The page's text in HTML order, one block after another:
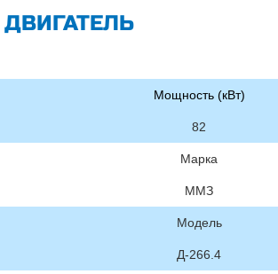
ДВИГАТЕЛЬ
Мощность (кВт)
82
Марка
ММЗ
Модель
Д-266.4